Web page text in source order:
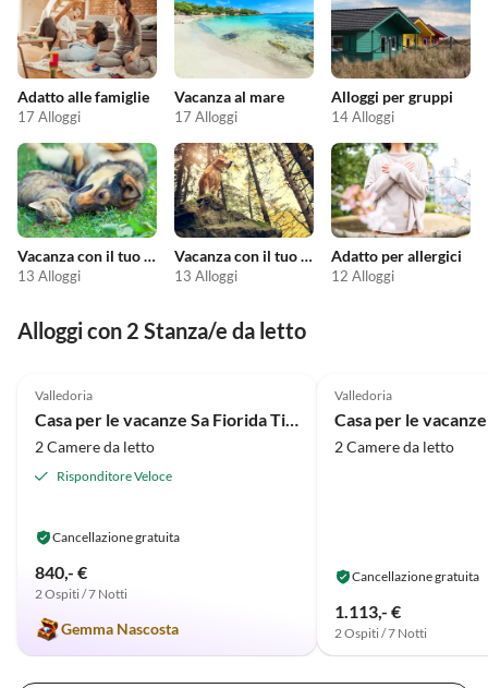
Adatto alle famiglie
17 Alloggi
Vacanza al mare
17 Alloggi
Alloggi per gruppi
14 Alloggi
Vacanza con il tuo animale domestico
13 Alloggi
Vacanza con il tuo cane
13 Alloggi
Adatto per allergici
12 Alloggi
Alloggi con 2 Stanza/e da letto
Valledoria
2 Camere da letto
Risponditore Veloce
Cancellazione gratuita
840,- €
2 Ospiti / 7 Notti
Gemma Nascosta
Valledoria
2 Camere da letto
Cancellazione gratuita
1.113,- €
2 Ospiti / 7 Notti